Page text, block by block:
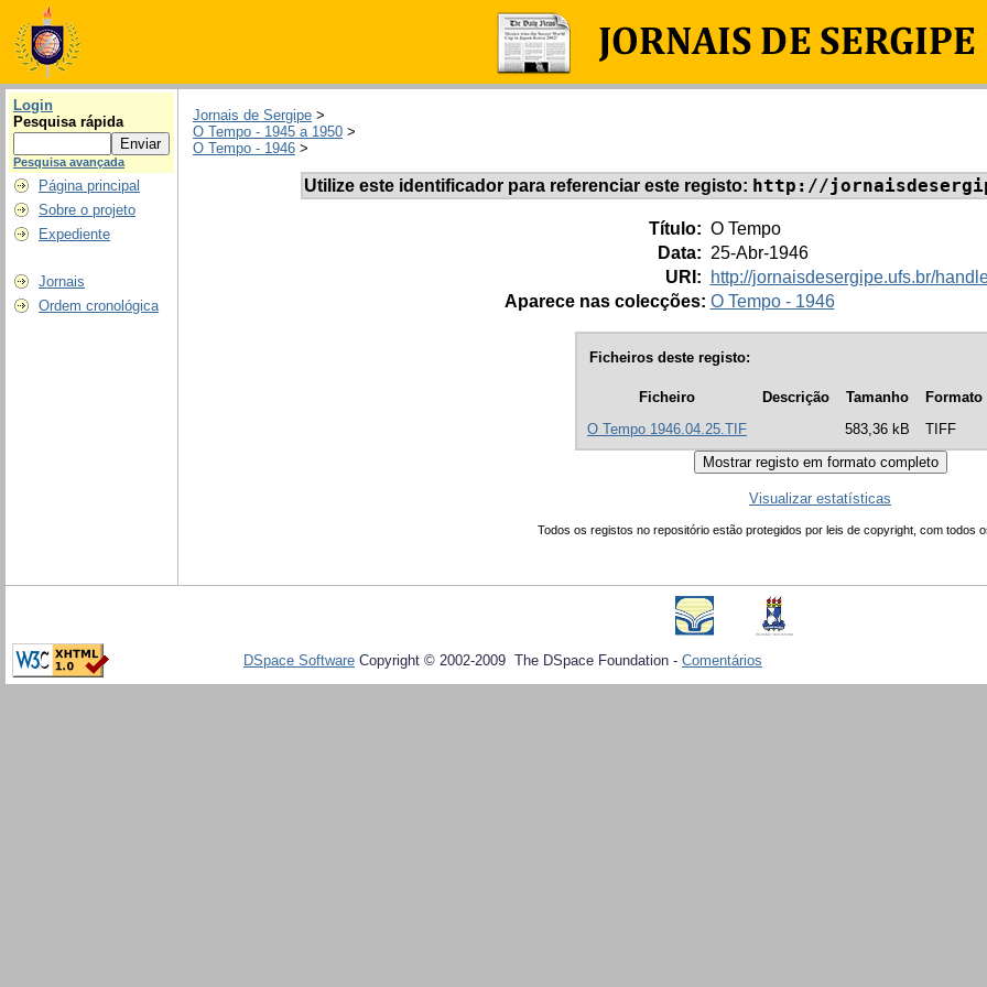
Login
Pesquisa rápida
Pesquisa avançada
Página principal
Sobre o projeto
Expediente
Jornais
Ordem cronológica
Jornais de Sergipe >
O Tempo - 1945 a 1950 >
O Tempo - 1946 >
Utilize este identificador para referenciar este registo: http://
Título: O Tempo
Data: 25-Abr-1946
URI:
http://jornaisdesergipe.ufs.br/
Aparece nas colecções: O Tempo - 1946
Ficheiros deste registo:
Ficheiro Descrição Tamanho
Formato
O Tempo 1946.04.25.TIF
583,36 kB TIFF
Visualizar estatísticas
Todos os registos no repositório estão protegidos por leis de copyright, com todos
DSpace Software Copyright © 2002-2009 The DSpace Foundation - Comentários